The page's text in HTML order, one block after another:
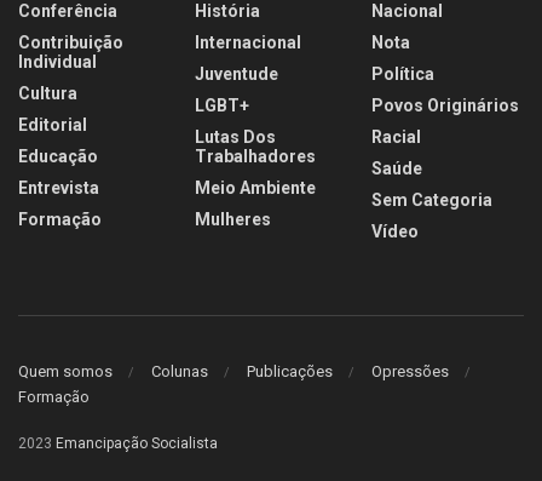
Conferência
Contribuição
Individual
Cultura
Editorial
Educação
Entrevista
Formação
História
Internacional
Juventude
LGBT+
Lutas Dos
Trabalhadores
Meio Ambiente
Mulheres
Nacional
Nota
Política
Povos Originários
Racial
Saúde
Sem Categoria
Vídeo
Quem somos Colunas Publicações
Opressões
Formação
2023 Emancipação Socialista